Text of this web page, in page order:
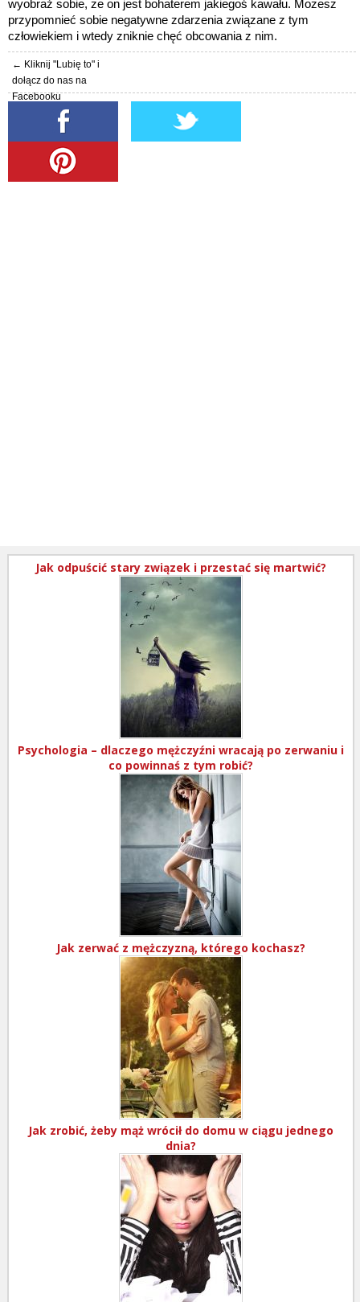
wyobraź sobie, że on jest bohaterem jakiegoś kawału. Możesz
przypomnieć sobie negatywne zdarzenia związane z tym
człowiekiem i wtedy zniknie chęć obcowania z nim.
← Kliknij "Lubię to" i
dołącz do nas na
Facebooku
Jak odpuścić stary związek i przestać się martwić?
Psychologia – dlaczego mężczyźni wracają po zerwaniu i
co powinnaś z tym robić?
Jak zerwać z mężczyzną, którego kochasz?
Jak zrobić, żeby mąż wrócił do domu w ciągu jednego
dnia?